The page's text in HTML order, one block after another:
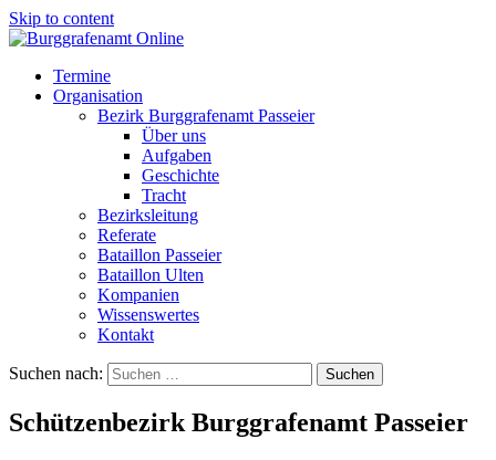
Skip to content
Termine
Organisation
Bezirk Burggrafenamt Passeier
Über uns
Aufgaben
Geschichte
Tracht
Bezirksleitung
Referate
Bataillon Passeier
Bataillon Ulten
Kompanien
Wissenswertes
Kontakt
Suchen nach:
Schützenbezirk Burggrafenamt Passeier